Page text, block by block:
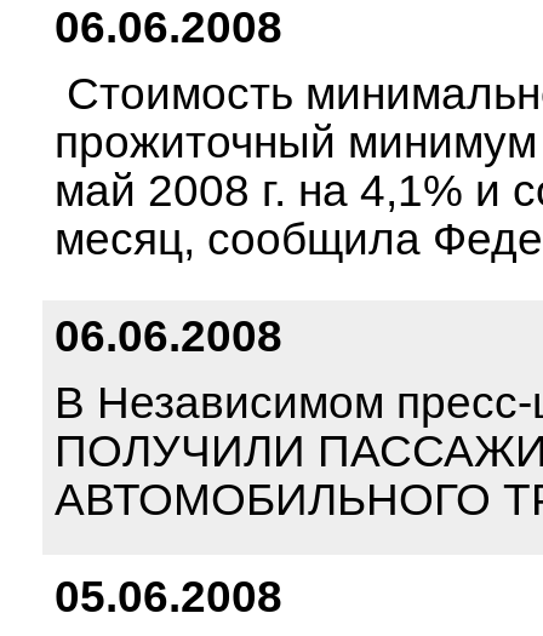
06.06.2008
Стоимость
прожиточный минимум
май 2008 г. на 4,1% и
месяц, сообщила
06.06.2008
В Независимом
ПОЛУЧИЛИ
АВТОМОБИЛЬНОГО
05.06.2008